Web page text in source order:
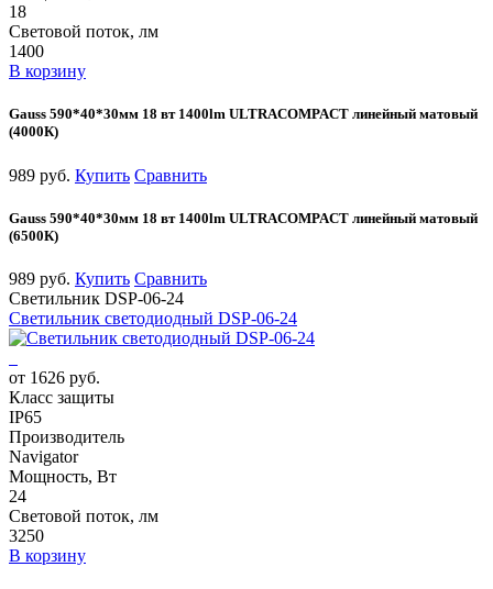
18
Световой поток, лм
1400
В корзину
Gauss 590*40*30мм 18 вт 1400lm ULTRACOMPACT линейный матовый
(4000К)
989 руб. Купить Сравнить
Gauss 590*40*30мм 18 вт 1400lm ULTRACOMPACT линейный матовый
(6500К)
989 руб. Купить Сравнить
Светильник DSP-06-24
Светильник светодиодный DSP-06-24
от 1626 руб.
Класс защиты
IP65
Производитель
Navigator
Мощность, Вт
24
Световой поток, лм
3250
В корзину